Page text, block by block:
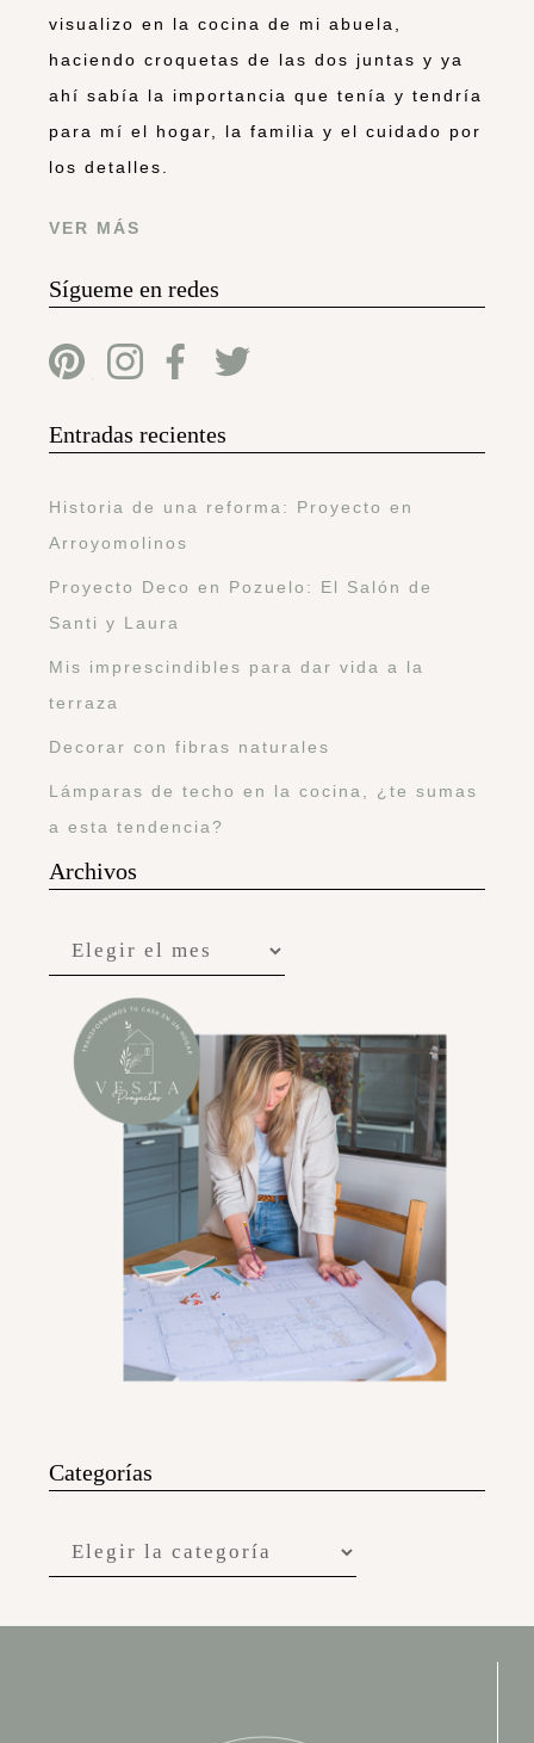
visualizo en la cocina de mi abuela,
haciendo croquetas de las dos juntas y ya
ahí sabía la importancia que tenía y tendría
para mí el hogar, la familia y el cuidado por
los detalles.
VER MÁS
Sígueme en redes
Entradas recientes
Historia de una reforma: Proyecto en
Arroyomolinos
Proyecto Deco en Pozuelo: El Salón de
Santi y Laura
Mis imprescindibles para dar vida a la
terraza
Decorar con fibras naturales
Lámparas de techo en la cocina, ¿te sumas
a esta tendencia?
Archivos
Categorías